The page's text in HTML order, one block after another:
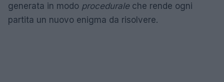
generata in modo proceduraleche rende ogni
partita un nuovo enigma da risolvere.